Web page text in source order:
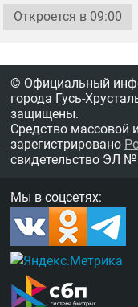
Откроется в 09:00
© Официальный
города Гусь-
защищены.
Средство массовой
зарегистрировано
свидетельство ЭЛ №
Мы в соцсетях: